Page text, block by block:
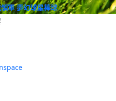
軍 夢幻球星棒球